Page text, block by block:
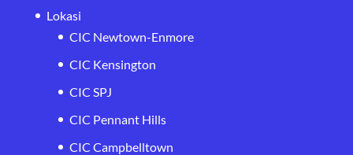
Lokasi
CIC Newtown-Enmore
CIC Kensington
CIC SPJ
CIC Pennant Hills
CIC Campbelltown